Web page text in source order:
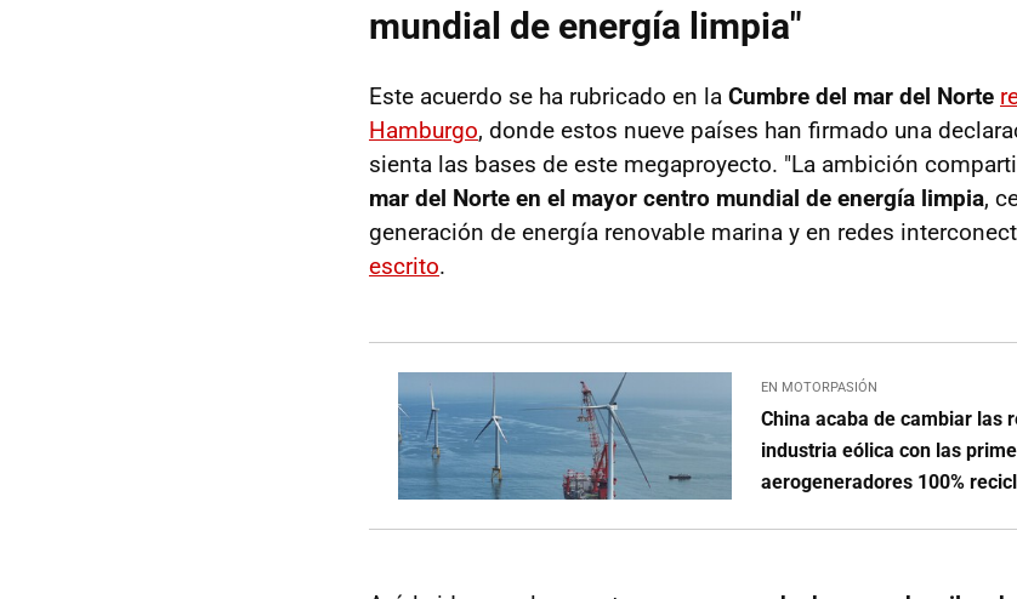
mundial de energía limpia"
Este acuerdo se ha rubricado en la Cumbre del mar del Norte
Hamburgo, donde estos nueve países han firmado una
sienta las bases de este megaproyecto. "La ambición
mar del Norte en el mayor centro mundial de energía limpia,
generación de energía renovable marina y en redes
escrito.
EN MOTORPASIÓN
China acaba de cambiar las
industria eólica con las
aerogeneradores 100%